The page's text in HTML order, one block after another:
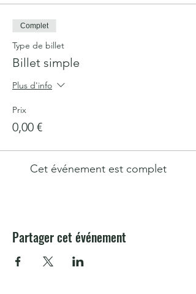
Complet
Type de billet
Billet simple
Plus d'info
Prix
0,00 €
Cet événement est complet
Partager cet événement